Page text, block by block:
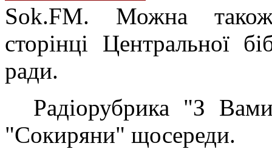
Sok.FM. Можна
сторінці Центральної
ради.
Радіорубрика "З
"Сокиряни" щосереди.